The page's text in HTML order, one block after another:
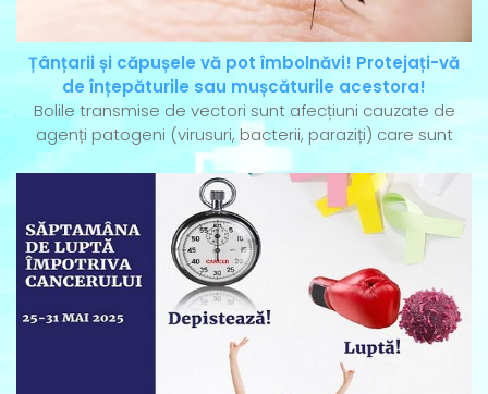
Țânțarii și căpușele vă pot îmbolnăvi! Protejați-vă
de înțepăturile sau mușcăturile acestora!
Bolile transmise de vectori sunt afecțiuni cauzate de
agenți patogeni (virusuri, bacterii, paraziți) care sunt